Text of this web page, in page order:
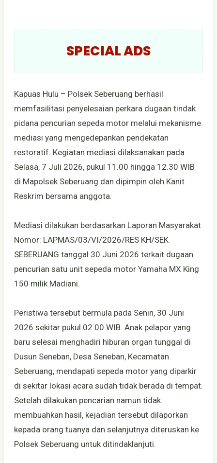
SPECIAL ADS
Kapuas Hulu – Polsek Seberuang berhasil
memfasilitasi penyelesaian perkara dugaan tindak
pidana pencurian sepeda motor melalui mekanisme
mediasi yang mengedepankan pendekatan
restoratif. Kegiatan mediasi dilaksanakan pada
Selasa, 7 Juli 2026, pukul 11.00 hingga 12.30 WIB
di Mapolsek Seberuang dan dipimpin oleh Kanit
Reskrim bersama anggota.
Mediasi dilakukan berdasarkan Laporan Masyarakat
Nomor: LAPMAS/03/VI/2026/RES KH/SEK
SEBERUANG tanggal 30 Juni 2026 terkait dugaan
pencurian satu unit sepeda motor Yamaha MX King
150 milik Madiani.
Peristiwa tersebut bermula pada Senin, 30 Juni
2026 sekitar pukul 02.00 WIB. Anak pelapor yang
baru selesai menghadiri hiburan organ tunggal di
Dusun Seneban, Desa Seneban, Kecamatan
Seberuang, mendapati sepeda motor yang diparkir
di sekitar lokasi acara sudah tidak berada di tempat.
Setelah dilakukan pencarian namun tidak
membuahkan hasil, kejadian tersebut dilaporkan
kepada orang tuanya dan selanjutnya diteruskan ke
Polsek Seberuang untuk ditindaklanjuti.